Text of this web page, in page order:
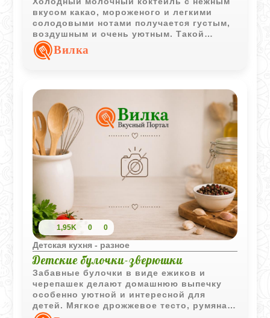
вкусом какао, мороженого и легкими
солодовыми нотами получается густым,
воздушным и очень уютным. Такой
напиток особенно нравится детям в
жаркий день или как сладкое дополнение
Вилка
1,95K 0 0
Детская кухня - разное
Детские булочки-зверюшки
Забавные булочки в виде ежиков и
черепашек делают домашнюю выпечку
особенно уютной и интересной для
детей. Мягкое дрожжевое тесто, румяная